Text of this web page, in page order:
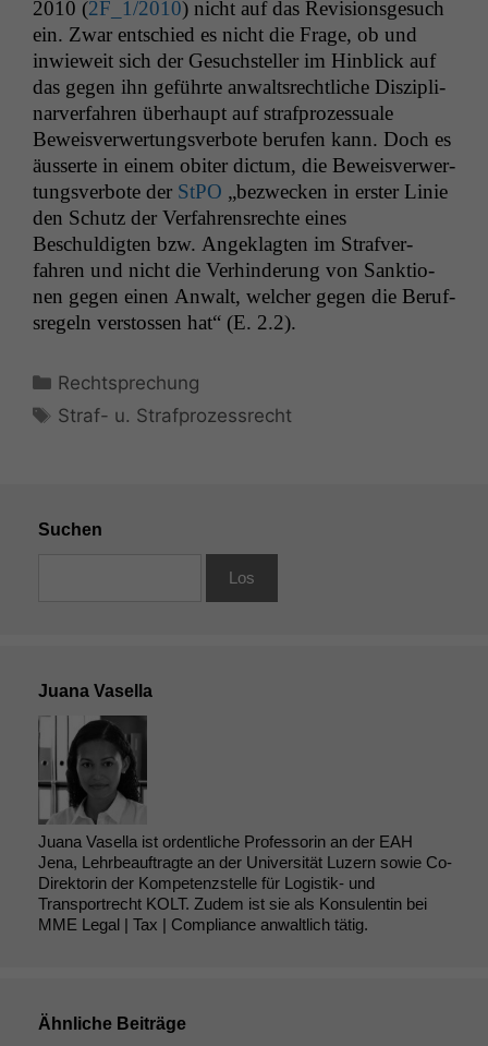
2010 (2F_1/2010) nicht auf das Revi­sion­s­ge­such
ein. Zwar entsch­ied es nicht die Frage, ob und
inwieweit sich der Gesuch­steller im Hin­blick auf
das gegen ihn geführte anwalt­srechtliche Diszi­pli­
narver­fahren über­haupt auf straf­prozes­suale
Beweisver­w­er­tungsver­bote berufen kann. Doch es
äusserte in einem obiter dic­tum, die Beweisver­w­er­
tungsver­bote der StPO „bezweck­en in erster Lin­ie
den Schutz der Ver­fahren­srechte eines
Beschuldigten bzw. Angeklagten im Strafver­
fahren und nicht die Ver­hin­derung von Sank­tio­
nen gegen einen Anwalt, welch­er gegen die Beruf­
s­regeln ver­stossen hat“ (E. 2.2).
Kategorien
Rechtsprechung
Schlagwörter
Straf- u. Strafprozessrecht
Suchen
Juana Vasella
Juana Vasella ist ordentliche Professorin an der EAH
Jena, Lehrbeauftragte an der Universität Luzern sowie Co-
Direktorin der Kompetenzstelle für Logistik- und
Transportrecht KOLT. Zudem ist sie als Konsulentin bei
MME Legal | Tax | Compliance anwaltlich tätig.
Ähnliche Beiträge